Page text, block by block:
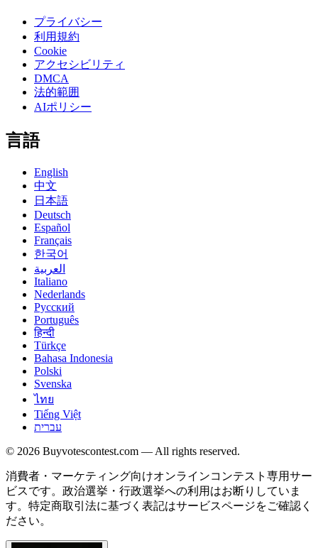
プライバシー
利用規約
Cookie
アクセシビリティ
DMCA
法的範囲
AIポリシー
言語
English
中文
日本語
Deutsch
Español
Français
한국어
العربية
Italiano
Nederlands
Русский
Português
हिन्दी
Türkçe
Bahasa Indonesia
Polski
Svenska
ไทย
Tiếng Việt
עברית
© 2026 Buyvotescontest.com — All rights reserved.
消費者・マーケティング向けオンラインコンテスト専用サー
ビスです。政治選挙・行政選挙への利用はお断りしていま
す。特定商取引法に基づく表記はサービスページをご確認く
ださい。